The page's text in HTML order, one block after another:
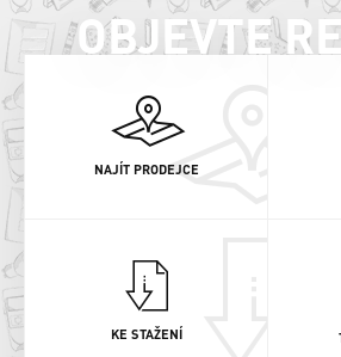
OBJEVTE
NAJÍT PRODEJCE
KE STAŽENÍ